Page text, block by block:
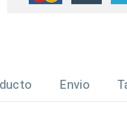
Envio